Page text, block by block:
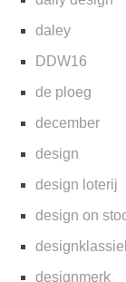
daley
DDW16
de ploeg
december
design
design loterij
design on
designmerk